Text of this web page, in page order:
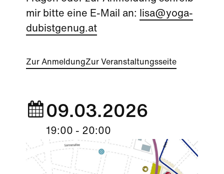
09.03.2026
19:00 - 20:00
mir bitte eine E-Mail an: lisa@yoga-
dubistgenug.at
Zur AnmeldungZur Veranstaltungsseite